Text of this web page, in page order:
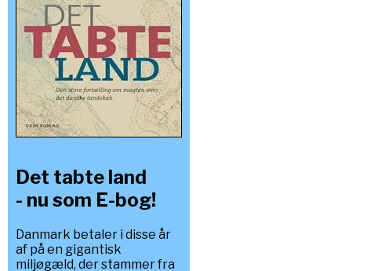
Det tabte land
- nu som E-bog!
Danmark betaler i disse år
af på en gigantisk
miljøgæld, der stammer fra